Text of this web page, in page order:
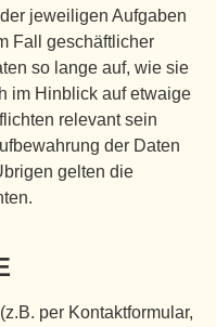
jeweiligen Aufgaben
Fall geschäftlicher
so lange auf, wie sie
im Hinblick auf etwaige
relevant sein
der Daten
gelten die
per Kontaktformular,